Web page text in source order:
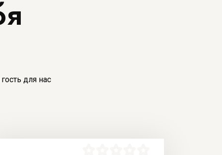
для нас